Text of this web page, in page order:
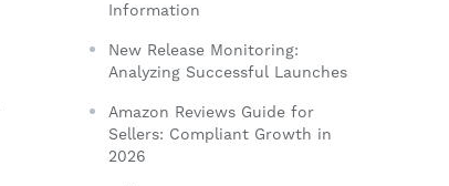
Information
New Release Monitoring:
Analyzing Successful Launches
Amazon Reviews Guide for
Sellers: Compliant Growth in
2026